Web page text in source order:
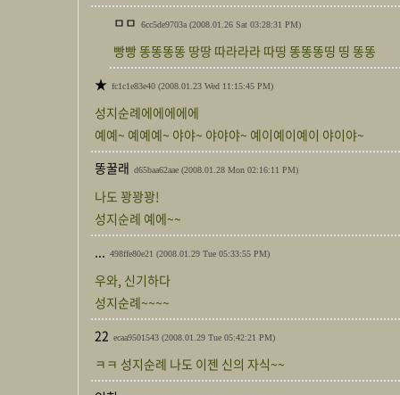
ㅁㅁ
6cc5de9703a (2008.01.26 Sat 03:28:31 PM)
빵빵 똥똥똥똥 땅땅 따라라라 따띵 똥똥똥띵 띵 똥똥
★ fc1c1e83e40 (2008.01.23 Wed 11:15:45 PM)
성지순례에에에에에
예예~ 예예예~ 야야~ 야야야~ 예이예이예이 야이야~
똥꿀래 d65baa62aae (2008.01.28 Mon 02:16:11 PM)
나도 꽝꽝꽝!
성지순례 예에~~
... 498ffe80e21 (2008.01.29 Tue 05:33:55 PM)
우와, 신기하다
성지순례~~~~
22 ecaa9501543 (2008.01.29 Tue 05:42:21 PM)
ㅋㅋ 성지순례 나도 이젠 신의 자식~~